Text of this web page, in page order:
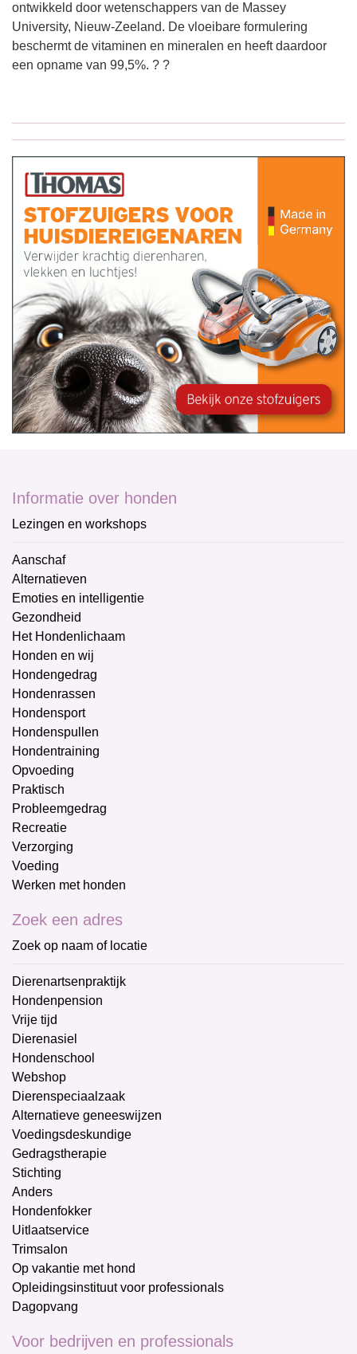
ontwikkeld door wetenschappers van de Massey
University, Nieuw-Zeeland. De vloeibare formulering
beschermt de vitaminen en mineralen en heeft daardoor
een opname van 99,5%. ? ?
Informatie over honden
Lezingen en workshops
Aanschaf
Alternatieven
Emoties en intelligentie
Gezondheid
Het Hondenlichaam
Honden en wij
Hondengedrag
Hondenrassen
Hondensport
Hondenspullen
Hondentraining
Opvoeding
Praktisch
Probleemgedrag
Recreatie
Verzorging
Voeding
Werken met honden
Zoek een adres
Zoek op naam of locatie
Dierenartsenpraktijk
Hondenpension
Vrije tijd
Dierenasiel
Hondenschool
Webshop
Dierenspeciaalzaak
Alternatieve geneeswijzen
Voedingsdeskundige
Gedragstherapie
Stichting
Anders
Hondenfokker
Uitlaatservice
Trimsalon
Op vakantie met hond
Opleidingsinstituut voor professionals
Dagopvang
Voor bedrijven en professionals